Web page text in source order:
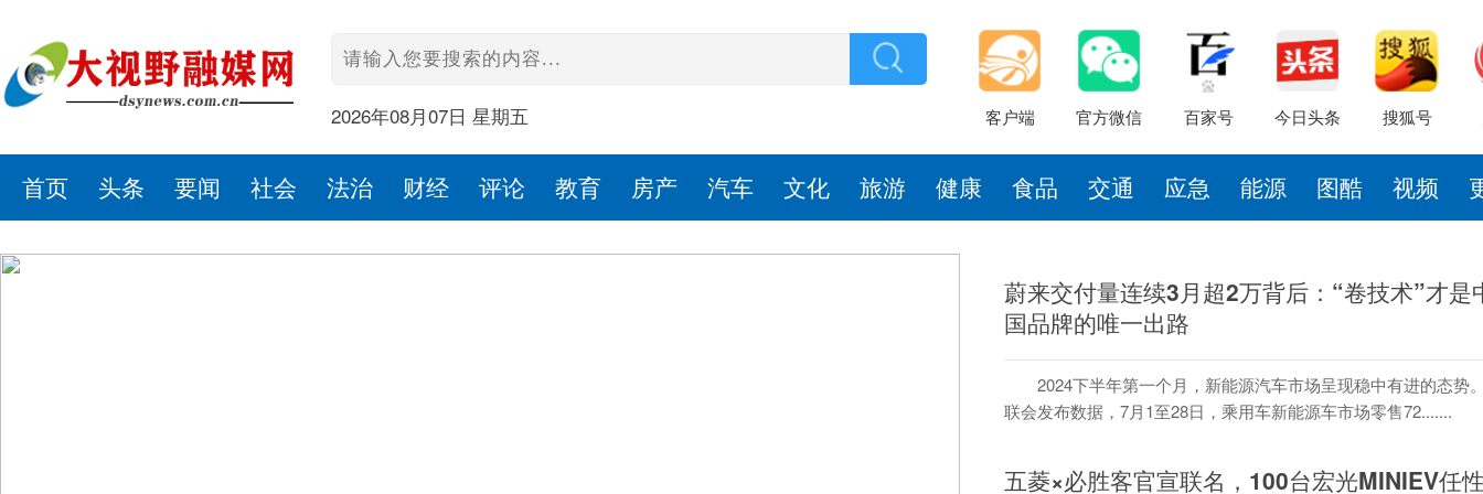
2026年08月07日 星期五 客户端 官方微信 百家号 今日头条 搜狐号
首页 头条 要闻 社会 法治 财经 评论 教育 房产 汽车 文化 旅游 健康 食品 交通 应急 能源 图酷 视频
蔚来交付量连续3月超2万背后：“卷技术”才是
国品牌的唯一出路
2024下半年第一个月，新能源汽车市场呈现稳中有进的态势
联会发布数据，7月1至28日，乘用车新能源车市场零售72.......
五菱×必胜客官宣联名，100台宏光MINIEV任